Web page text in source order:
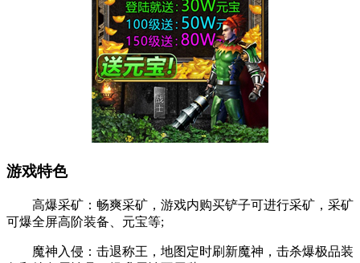
游戏特色
高爆采矿：畅爽采矿，游戏内购买铲子可进行采矿，采矿
可爆全屏高阶装备、元宝等;
魔神入侵：击退称王，地图定时刷新魔神，击杀爆极品装